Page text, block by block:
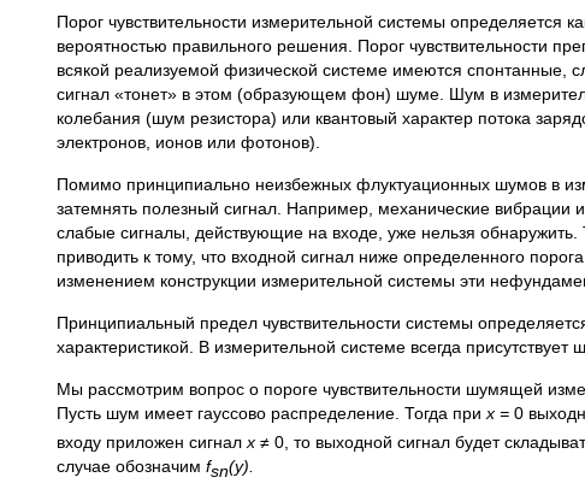
Порог чувствительности измерительной системы определяется
вероятностью правильного решения. Порог чувствительности
всякой реализуемой физической системе имеются
сигнал «тонет» в этом (образующем фон) шуме. Шум в
колебания (шум резистора) или квантовый характер потока
электронов, ионов или фотонов).
Помимо принципиально неизбежных флуктуационных шумов в
затемнять полезный сигнал. Например, механические вибрации
слабые сигналы, действующие на входе, уже нельзя
приводить к тому, что входной сигнал ниже определенного
изменением конструкции измерительной системы эти
Принципиальный предел чувствительности системы
характеристикой. В измерительной системе всегда
Мы рассмотрим вопрос о пороге чувствительности шумящей
Пусть шум имеет гауссово распределение. Тогда при х = 0
входу приложен сигнал х ≠ 0, то выходной сигнал будет
случае обозначим fsn(y).